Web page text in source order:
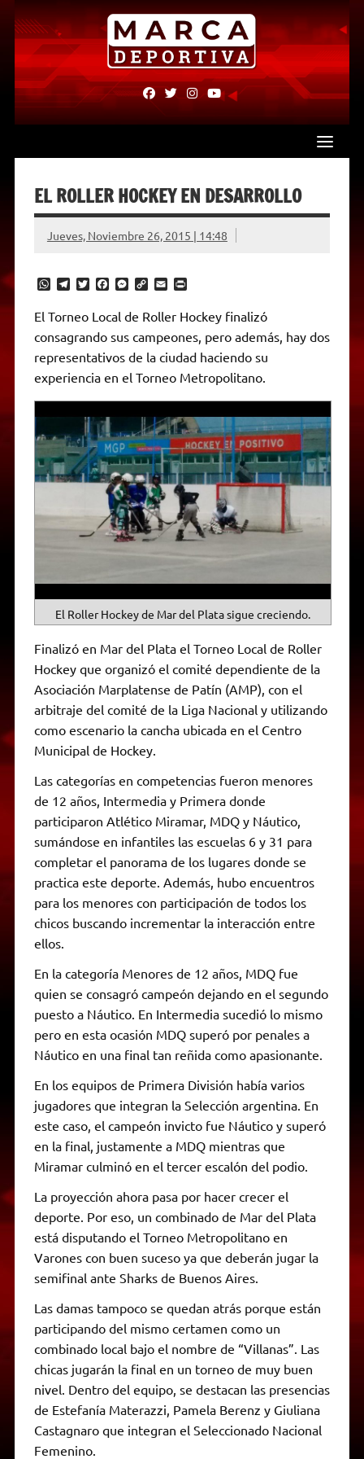
Skip
content
fab
fa-
fab
fa-
fab fab
EL ROLLER HOCKEY EN DESARROLLO
Jueves, Noviembre 26, 2015 | 14:48
W
a
t
s
p
p
T
e
g
r
a
m
T
t
t
r
F
e
b
o
k
M
s
s
e
n
g
e
C
p
y
L
i
n
k
E
i
l
P
i
n
t
r
i
n
d
l
y
El Torneo Local de Roller Hockey finalizó
consagrando sus campeones, pero además, hay dos
representativos de la ciudad haciendo su
experiencia en el Torneo Metropolitano.
El Roller Hockey de Mar del Plata sigue creciendo.
Finalizó en Mar del Plata el Torneo Local de Roller
Hockey que organizó el comité dependiente de la
Asociación Marplatense de Patín (AMP), con el
arbitraje del comité de la Liga Nacional y utilizando
como escenario la cancha ubicada en el Centro
Municipal de Hockey.
Las categorías en competencias fueron menores
de 12 años, Intermedia y Primera donde
participaron Atlético Miramar, MDQ y Náutico,
sumándose en infantiles las escuelas 6 y 31 para
completar el panorama de los lugares donde se
practica este deporte. Además, hubo encuentros
para los menores con participación de todos los
chicos buscando incrementar la interacción entre
ellos.
En la categoría Menores de 12 años, MDQ fue
quien se consagró campeón dejando en el segundo
puesto a Náutico. En Intermedia sucedió lo mismo
pero en esta ocasión MDQ superó por penales a
Náutico en una final tan reñida como apasionante.
En los equipos de Primera División había varios
jugadores que integran la Selección argentina. En
este caso, el campeón invicto fue Náutico y superó
en la final, justamente a MDQ mientras que
Miramar culminó en el tercer escalón del podio.
La proyección ahora pasa por hacer crecer el
deporte. Por eso, un combinado de Mar del Plata
está disputando el Torneo Metropolitano en
Varones con buen suceso ya que deberán jugar la
semifinal ante Sharks de Buenos Aires.
Las damas tampoco se quedan atrás porque están
participando del mismo certamen como un
combinado local bajo el nombre de “Villanas”. Las
chicas jugarán la final en un torneo de muy buen
nivel. Dentro del equipo, se destacan las presencias
de Estefanía Materazzi, Pamela Berenz y Giuliana
Castagnaro que integran el Seleccionado Nacional
Femenino.